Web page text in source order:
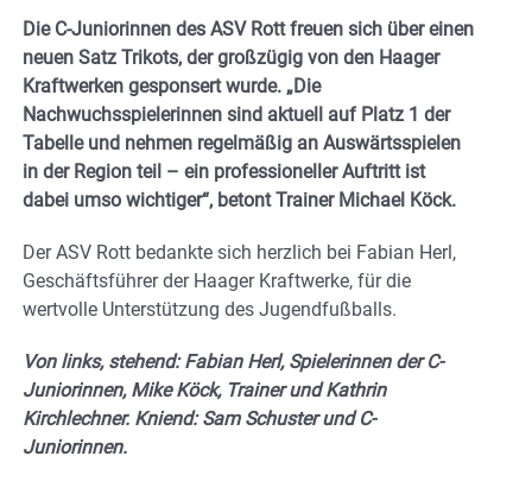
Die C-Juniorinnen des ASV Rott freuen sich über einen
neuen Satz Trikots, der großzügig von den Haager
Kraftwerken gesponsert wurde. „Die
Nachwuchsspielerinnen sind aktuell auf Platz 1 der
Tabelle und nehmen regelmäßig an Auswärtsspielen
in der Region teil – ein professioneller Auftritt ist
dabei umso wichtiger“, betont Trainer Michael Köck.
Der ASV Rott bedankte sich herzlich bei Fabian Herl,
Geschäftsführer der Haager Kraftwerke, für die
wertvolle Unterstützung des Jugendfußballs.
Von links, stehend: Fabian Herl, Spielerinnen der C-
Juniorinnen, Mike Köck, Trainer und Kathrin
Kirchlechner. Kniend: Sam Schuster und C-
Juniorinnen.